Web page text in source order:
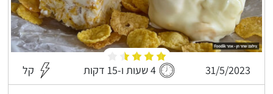
31/5/2023 4 שעות ו-15 דקות קל